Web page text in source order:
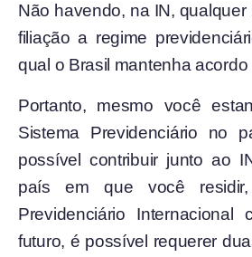
Não havendo, na IN,
filiação a regime
qual o Brasil mantenha
Portanto, mesmo você
Sistema Previdenciário no
possível contribuir junto ao
país em que você residir,
Previdenciário
futuro, é possível requerer